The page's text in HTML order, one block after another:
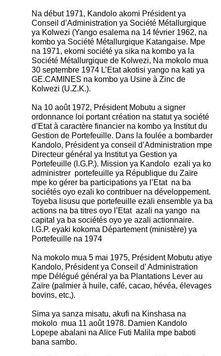
Na début 1971, Kandolo akomi Président ya
Conseil d’Administration ya Société Métallurgique
ya Kolwezi (Yango esalema na 14 février 1962, na
kombo ya Société Métallurgique Katangaise. Mpe
na 1971, ekomi société ya sika na kombo ya la
Société Métallurgique de Kolwezi, Na mokolo mua
30 septembre 1974 L’Etat akotisi yango na kati ya
GE.CAMINES na kombo ya Usine à Zinc de
Kolwezi (U.Z.K.).
Na 10 août 1972, Président Mobutu a signer
ordonnance loi portant création na statut ya société
d’Etat à caractère financier na kombo ya Institut du
Gestion de Portefeuille. Dans la foulée a bombarder
Kandolo, Président ya conseil d’Administration mpe
Directeur général ya Institut ya Gestion ya
Portefeuille (I.G.P.). Mission ya Kandolo ezali ya ko
administrer portefeuille ya République du Zaïre
mpe ko gérer ba participations ya l’Etat na ba
sociétés oyo ezali ko contribuer na développement.
Toyeba lisusu que portefeuille ezali ensemble ya ba
actions na ba titres oyo l’Etat azali na yango na
capital ya ba sociétés oyo ye azali actionnaire.
I.G.P. eyaki kokoma Département (ministère) ya
Portefeuille na 1974
Na mokolo mua 5 mai 1975, Président Mobutu atiye
Kandolo, Président ya Conseil d’ Administration
mpe Délégué général ya ba Plantations Lever au
Zaïre (palmier à huile, café, cacao, hévéa, élevages
bovins, etc,).
Sima ya sanza misatu, akufi na Kinshasa na
mokolo mua 11 août 1978. Damien Kandolo
Lopepe abalani na Alice Futi Malila mpe baboti
bana sambo.